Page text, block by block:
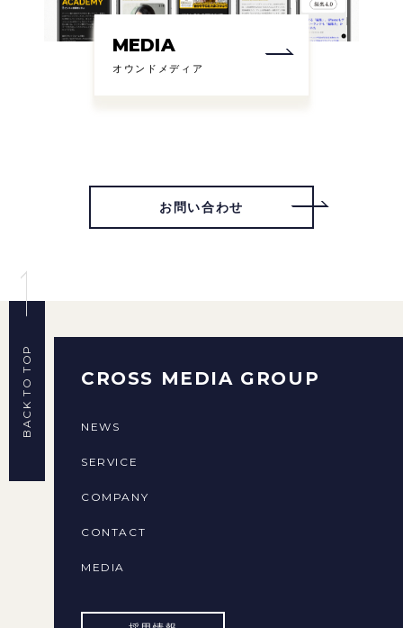
MEDIA
オウンドメディア
お問い合わせ
BACK TO TOP CROSS MEDIA GROUP
NEWS
SERVICE
COMPANY
CONTACT
MEDIA